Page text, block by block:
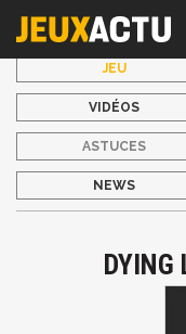
JEU
VIDÉOS
ASTUCES
NEWS
DYING